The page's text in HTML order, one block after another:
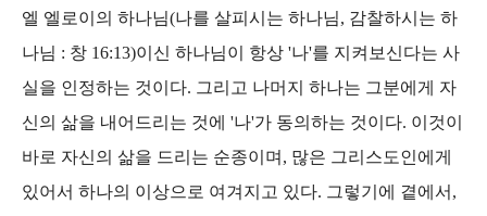
엘 엘로이의 하나님(나를 살피시는 하나님, 감찰하시는 하
나님 : 창 16:13)이신 하나님이 항상 '나'를 지켜보신다는 사
실을 인정하는 것이다. 그리고 나머지 하나는 그분에게 자
신의 삶을 내어드리는 것에 '나'가 동의하는 것이다. 이것이
바로 자신의 삶을 드리는 순종이며, 많은 그리스도인에게
있어서 하나의 이상으로 여겨지고 있다. 그렇기에 곁에서,